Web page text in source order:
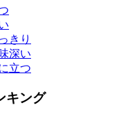
きり
深い
立つ
キング